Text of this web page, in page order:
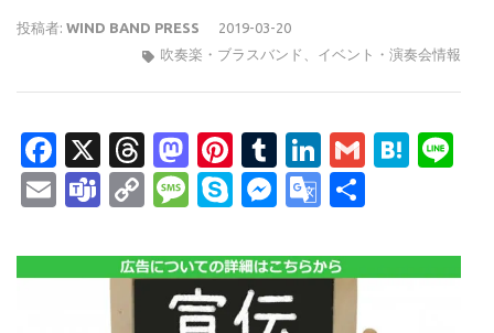
投稿者: WIND BAND PRESS
2019-03-20
吹奏楽・ブラスバンド
イベント・演奏会情報
Facebook
X Threads
Mastodon
Pinterest
Tumblr
LinkedIn
Gmail
EmailTeams
CopyMessage
SkypeMessenger
Google